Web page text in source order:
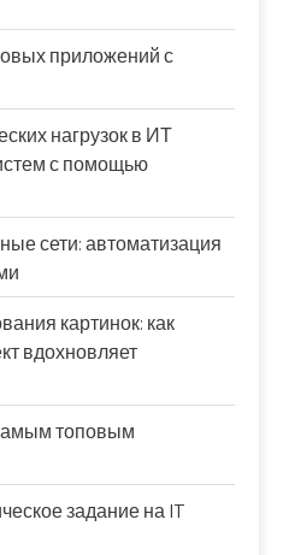
приложений с
нагрузок в ИТ
с помощью
сети: автоматизация
картинок: как
вдохновляет
топовым
задание на IT